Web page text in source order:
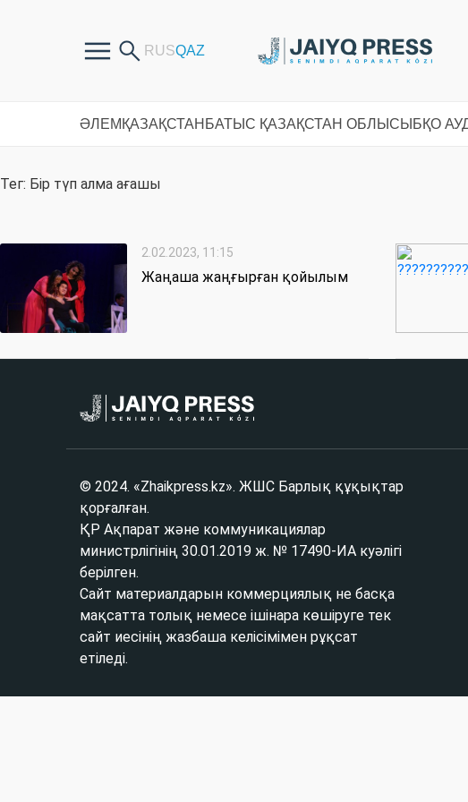
ӘЛЕМ ҚАЗАҚСТАН БАТЫС ҚАЗАҚСТАН ОБЛЫСЫ БҚО
Тег: Бір түп алма ағашы
2.02.2023, 11:15
Жаңаша жаңғырған қойылым
© 2024. «Zhaikpress.kz». ЖШС Барлық құқықтар
қорғалған.
ҚР Ақпарат және коммуникациялар
министрлігінің 30.01.2019 ж. № 17490-ИА куәлігі
берілген.
Сайт материалдарын коммерциялық не басқа
мақсатта толық немесе ішінара көшіруге тек
сайт иесінің жазбаша келісімімен рұқсат
етіледі.